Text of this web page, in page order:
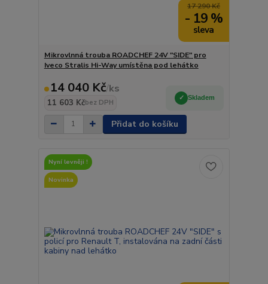
17 290 Kč
- 19 %
Mikrovlnná trouba ROADCHEF 24V "SIDE" pro
Iveco Stralis Hi-Way umístěna pod lehátko
14 040 Kč/ks
11 603 Kčbez DPH
Skladem
Přidat do košíku
Nyní levněji !
Novinka